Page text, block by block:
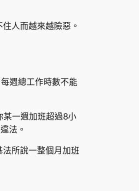
人而越來越險惡。
週總工作時數不能
某一週加班超過8小
法。
所說一整個月加班